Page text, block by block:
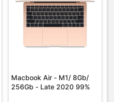
Macbook Air - M1/ 8Gb/
256Gb - Late 2020 99%